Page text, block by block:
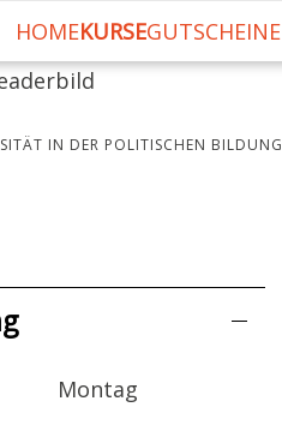
HOMEKURSEGUTSCHEINE
IN DER POLITISCHEN BILDUNG
Montag